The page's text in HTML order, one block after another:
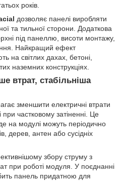
років.
дозволяє панелі виробляти
та тильної сторони. Додаткова
під панеллю, висоти монтажу,
Найкращий ефект
на світлих дахах, бетоні,
наземних конструкціях.
втрат, стабільніша
зменшити електричні втрати
частковому затіненні. Це
на модулі можуть періодично
дерев, антен або сусідніх
збору струму з
при роботі модуля. У поєднанні
панель придатною для